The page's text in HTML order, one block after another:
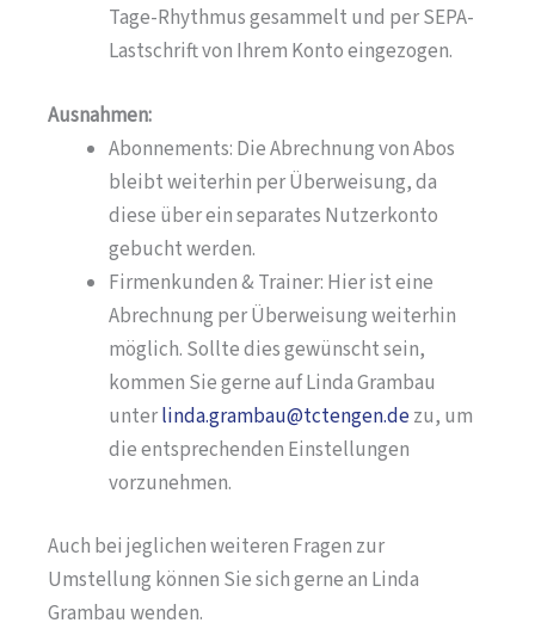
Tage-Rhythmus gesammelt und per SEPA-
Lastschrift von Ihrem Konto eingezogen.
Ausnahmen:
Abonnements: Die Abrechnung von Abos
bleibt weiterhin per Überweisung, da
diese über ein separates Nutzerkonto
gebucht werden.
Firmenkunden & Trainer: Hier ist eine
Abrechnung per Überweisung weiterhin
möglich. Sollte dies gewünscht sein,
kommen Sie gerne auf Linda Grambau
unterlinda.grambau@tctengen.dezu, um
die entsprechenden Einstellungen
vorzunehmen.
Auch bei jeglichen weiteren Fragen zur
Umstellung können Sie sich gerne an Linda
Grambau wenden.